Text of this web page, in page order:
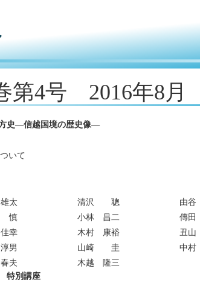
第4号 2016年8月
史―信越国境の歴史像―
いて
太 清沢 聰
由
慎 小林 昌二
傳
幸 木村 康裕
丑
男 山崎 圭
中
夫
木越 隆三
特別講座